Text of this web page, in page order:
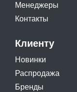
Менеджеры
Контакты
Клиенту
Новинки
Распродажа
Бренды